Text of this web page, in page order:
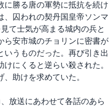
に勝る唐の軍勢に抵抗を続け
、囚われの契丹国皇帝ソンマ
て士気が高まる城内の兵と
ら安市城のチョリンに密書が
うものだった。再び引き出
にくると逆らい殺された。
助けを求めていた。
放送にあわせて各話のあら